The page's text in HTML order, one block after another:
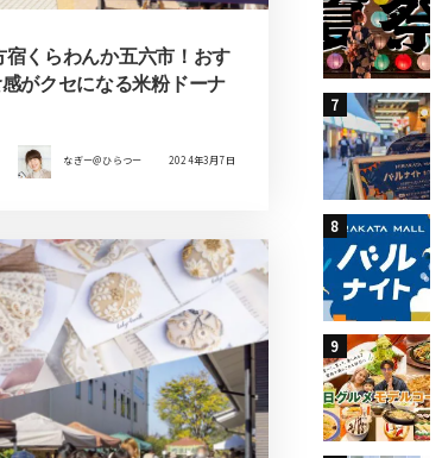
宿くらわんか五六市！おす
がクセになる米粉ドーナ
なぎー＠ひらつー 2024年3月7日